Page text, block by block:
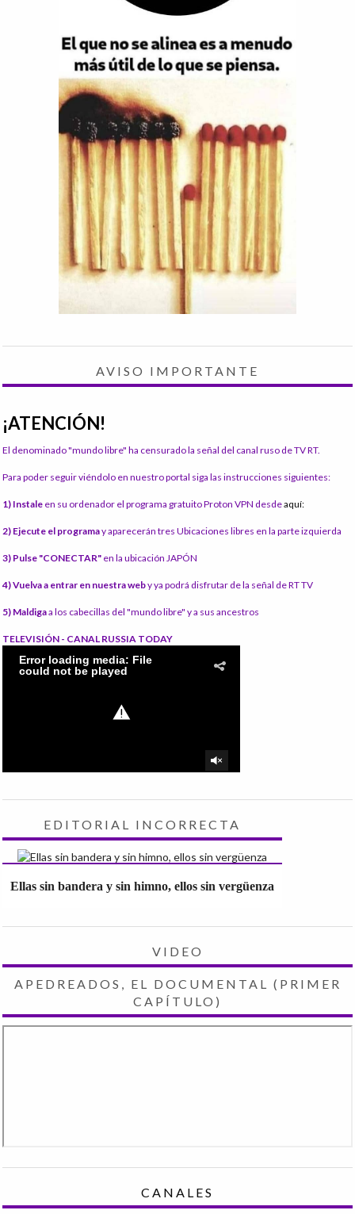
AVISO IMPORTANTE
¡ATENCIÓN!
El denominado "mundo libre" ha censurado la señal del canal ruso de TV RT.
Para poder seguir viéndolo en nuestro portal siga las instrucciones siguientes:
1) Instale en su ordenador el programa gratuito Proton VPN desdeaquí:
2) Ejecute el programay aparecerán tres Ubicaciones libres en la parte izquierda
3) Pulse "CONECTAR" en la ubicación JAPÓN
4) Vuelva a entrar en nuestra weby ya podrá disfrutar de la señal de RT TV
5) Maldigaa los cabecillas del "mundo libre" y a sus ancestros
TELEVISIÓN - CANAL RUSSIA TODAY
EDITORIAL INCORRECTA
Ellas sin bandera y sin himno, ellos sin vergüenza
VIDEO
APEDREADOS, EL DOCUMENTAL (PRIMER
CAPÍTULO)
CANALES